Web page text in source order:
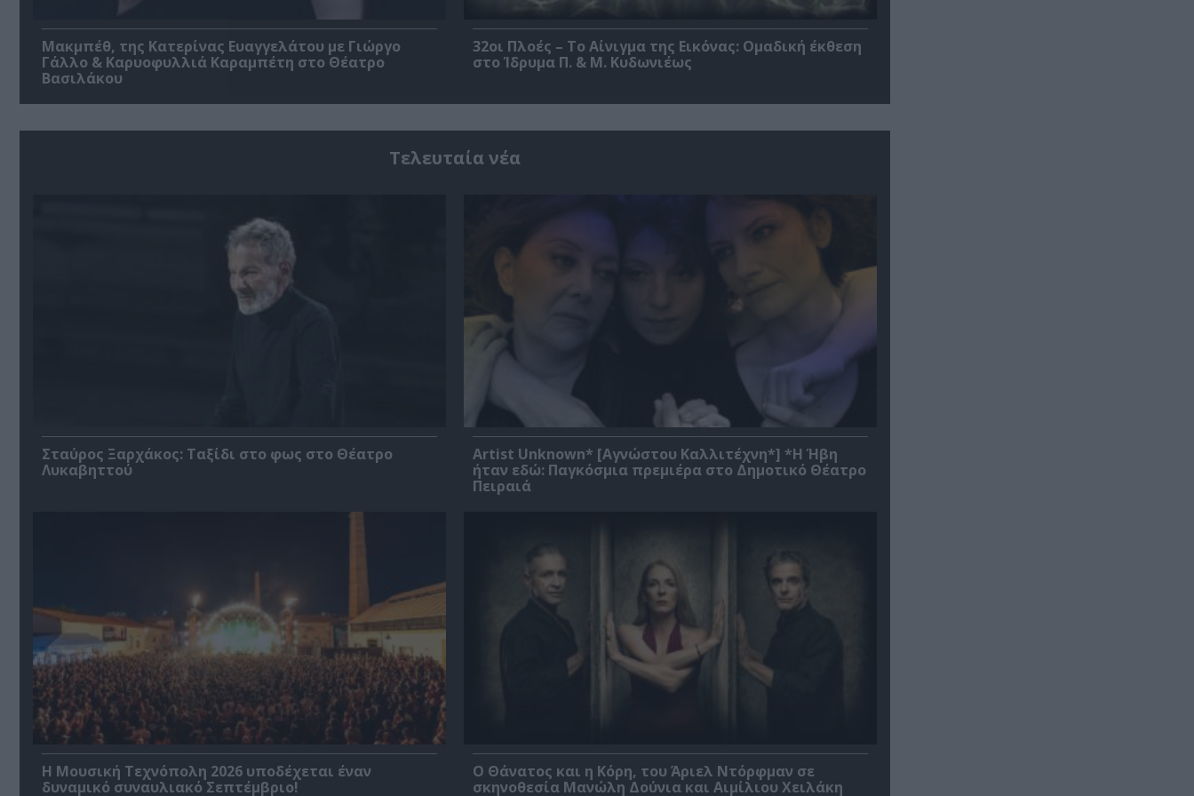
Μακμπέθ, της Κατερίνας Ευαγγελάτου με Γιώργο
Γάλλο & Καρυοφυλλιά Καραμπέτη στο Θέατρο
Βασιλάκου
32οι Πλοές – Το Αίνιγμα της Εικόνας: Ομαδική έκθεση
στο Ίδρυμα Π. & Μ. Κυδωνιέως
Τελευταία νέα
Σταύρος Ξαρχάκος: Ταξίδι στο φως στο Θέατρο
Λυκαβηττού
Artist Unknown* [Αγνώστου Καλλιτέχνη*] *Η Ήβη
ήταν εδώ: Παγκόσμια πρεμιέρα στο Δημοτικό Θέατρο
Πειραιά
Η Μουσική Τεχνόπολη 2026 υποδέχεται έναν
δυναμικό συναυλιακό Σεπτέμβριο!
Ο Θάνατος και η Κόρη, του Άριελ Ντόρφμαν σε
σκηνοθεσία Μανώλη Δούνια και Αιμίλιου Χειλάκη